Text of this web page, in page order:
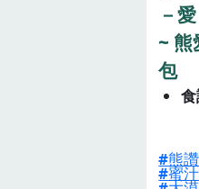
－
~ 熊
包
熊
蜜